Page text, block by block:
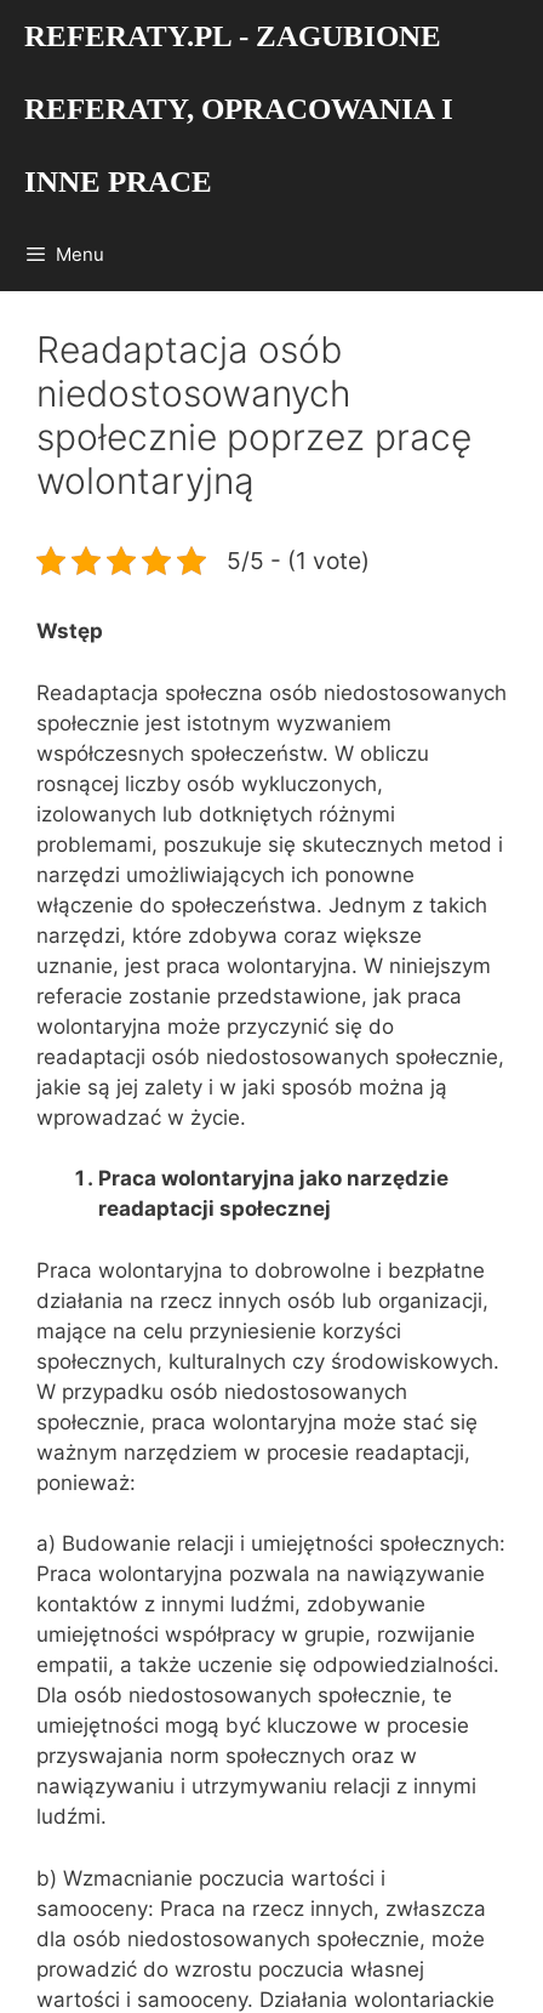
REFERATY.PL - ZAGUBIONE
REFERATY, OPRACOWANIA I
INNE PRACE
Menu
Readaptacja osób
niedostosowanych
społecznie poprzez pracę
wolontaryjną
5/5 - (1 vote)
Wstęp
Readaptacja społeczna osób niedostosowanych
społecznie jest istotnym wyzwaniem
współczesnych społeczeństw. W obliczu
rosnącej liczby osób wykluczonych,
izolowanych lub dotkniętych różnymi
problemami, poszukuje się skutecznych metod i
narzędzi umożliwiających ich ponowne
włączenie do społeczeństwa. Jednym z takich
narzędzi, które zdobywa coraz większe
uznanie, jest praca wolontaryjna. W niniejszym
referacie zostanie przedstawione, jak praca
wolontaryjna może przyczynić się do
readaptacji osób niedostosowanych społecznie,
jakie są jej zalety i w jaki sposób można ją
wprowadzać w życie.
Praca wolontaryjna jako narzędzie
readaptacji społecznej
Praca wolontaryjna to dobrowolne i bezpłatne
działania na rzecz innych osób lub organizacji,
mające na celu przyniesienie korzyści
społecznych, kulturalnych czy środowiskowych.
W przypadku osób niedostosowanych
społecznie, praca wolontaryjna może stać się
ważnym narzędziem w procesie readaptacji,
ponieważ:
a) Budowanie relacji i umiejętności społecznych:
Praca wolontaryjna pozwala na nawiązywanie
kontaktów z innymi ludźmi, zdobywanie
umiejętności współpracy w grupie, rozwijanie
empatii, a także uczenie się odpowiedzialności.
Dla osób niedostosowanych społecznie, te
umiejętności mogą być kluczowe w procesie
przyswajania norm społecznych oraz w
nawiązywaniu i utrzymywaniu relacji z innymi
ludźmi.
b) Wzmacnianie poczucia wartości i
samooceny: Praca na rzecz innych, zwłaszcza
dla osób niedostosowanych społecznie, może
prowadzić do wzrostu poczucia własnej
wartości i samooceny. Działania wolontariackie